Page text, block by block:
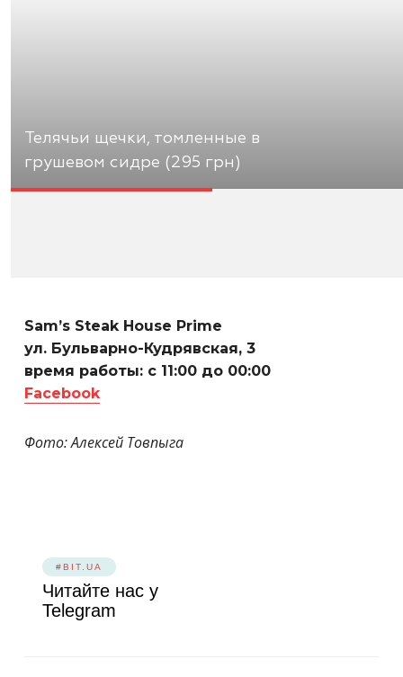
Телячьи щечки, томленные в
грушевом сидре (295 грн)
Sam’s Steak House Prime
ул. Бульварно-Кудрявская, 3
время работы: с 11:00 до 00:00
Facebook
Фото: Алексей Товпыга
#BIT.UA
Читайте нас у
Telegram